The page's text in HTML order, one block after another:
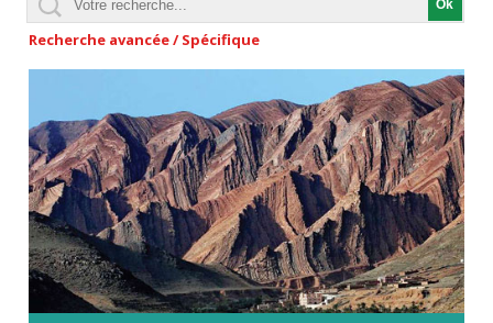
Recherche avancée / Spécifique